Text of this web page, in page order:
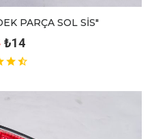
PARÇA SOL SİS"
₺14